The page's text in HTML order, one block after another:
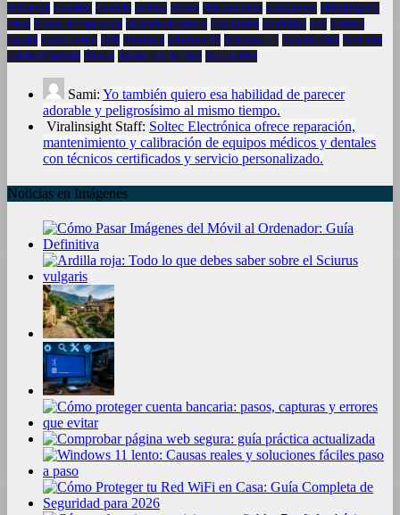
tecnología Usuarios Valencia vecinos verano vida saludable videojuegos videojuegos y
niños Videos de reparación violencia de género Vito Quiles volatilidad Vox Vuelta a
España vídeos cortos Wifi Windows windows 10 Windows 11 Yolanda Díaz YouTube
Zohran Mamdani Ábalos Álvaro García Ortiz ética política
Sami: Yo también quiero esa habilidad de parecer
adorable y peligrosísimo al mismo tiempo.
Viralinsight Staff: Soltec Electrónica ofrece reparación,
mantenimiento y calibración de equipos médicos y dentales
con técnicos certificados y servicio personalizado.
Noticias en Imágenes